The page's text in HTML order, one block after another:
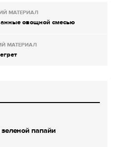
МАТЕРИАЛ
овощной смесью
МАТЕРИАЛ
зеленой папайи